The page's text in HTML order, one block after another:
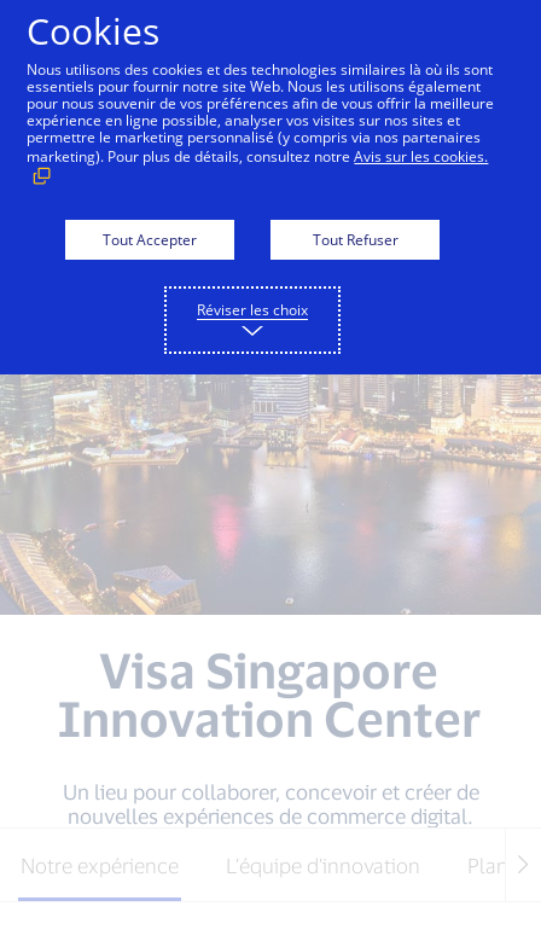
Visa Singapore
Innovation Center
Un lieu pour collaborer, concevoir et créer de
nouvelles expériences de commerce digital.
Notre expérience L’équipe d’innovation Plan
Cookies
Nous utilisons des cookies et des technologies similaires là où ils sont
essentiels pour fournir notre site Web. Nous les utilisons également
pour nous souvenir de vos préférences afin de vous offrir la meilleure
expérience en ligne possible, analyser vos visites sur nos sites et
permettre le marketing personnalisé (y compris via nos partenaires
marketing). Pour plus de détails, consultez notreAvis sur les cookies.
Tout Accepter Tout Refuser
Réviser les choix